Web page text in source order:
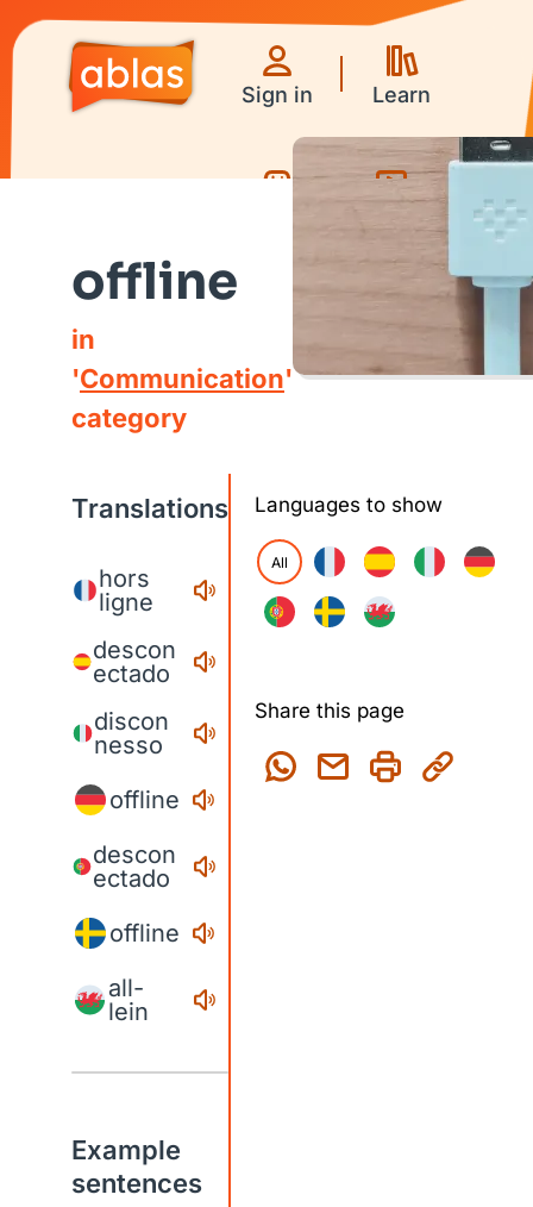
Sign in Learn
offline
in
'Communication'
category
Translations
hors
ligne
descon
ectado
discon
nesso
offline
descon
ectado
offline
all-
lein
Example
sentences
Languages to show
All
Share this page